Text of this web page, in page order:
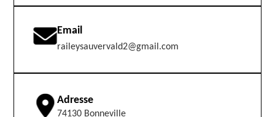
Email
raileysauvervald2@gmail.com
Adresse
74130 Bonneville